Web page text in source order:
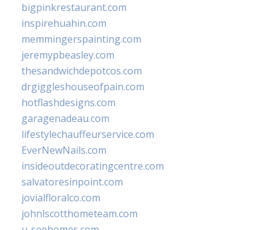
bigpinkrestaurant.com
inspirehuahin.com
memmingerspainting.com
jeremypbeasley.com
thesandwichdepotcos.com
drgiggleshouseofpain.com
hotflashdesigns.com
garagenadeau.com
lifestylechauffeurservice.com
EverNewNails.com
insideoutdecoratingcentre.com
salvatoresinpoint.com
jovialfloralco.com
johnlscotthometeam.com